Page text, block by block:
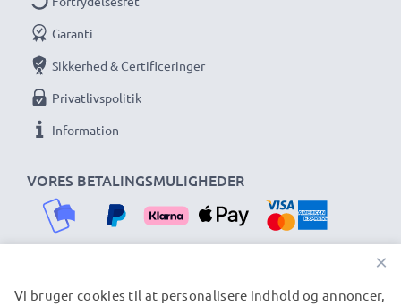
VORES BETALINGSMULIGHEDER
Garanti
Sikkerhed & Certificeringer
Privatlivspolitik
Information
VORES FORSENDELSESPARTNERE
×
Vi bruger cookies til at personalisere indhold og annoncer,